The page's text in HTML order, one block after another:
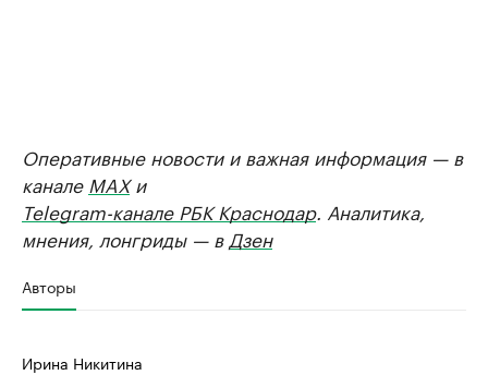
Оперативные новости и важная информация — в
канале MAXи
Telegram-канале РБК Краснодар. Аналитика,
мнения, лонгриды — в Дзен
Авторы
Ирина Никитина